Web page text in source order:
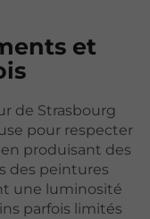
et
de Strasbourg
pour respecter
produisant des
des peintures
une luminosité
parfois limités